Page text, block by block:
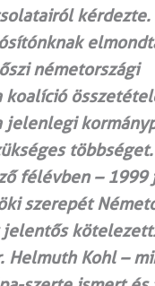
kérdezte.
németországi
koalíció
jelenlegi
félévben – 1999
szerepét
Helmuth Kohl –